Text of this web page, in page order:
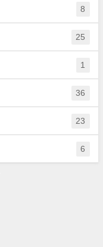
8
25
1
36
23
6